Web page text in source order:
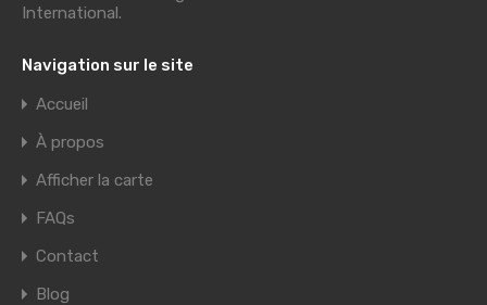
International.
Navigation sur le site
Accueil
À propos
Afficher la carte
FAQs
Contact
Blog